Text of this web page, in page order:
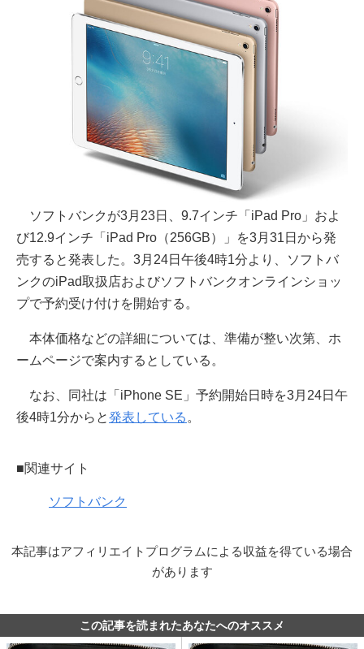
ソフトバンクが3月23日、9.7インチ「iPad Pro」およ
び12.9インチ「iPad Pro（256GB）」を3月31日から発
売すると発表した。3月24日午後4時1分より、ソフトバ
ンクのiPad取扱店およびソフトバンクオンラインショッ
プで予約受け付けを開始する。
本体価格などの詳細については、準備が整い次第、ホ
ームページで案内するとしている。
なお、同社は「iPhone SE」予約開始日時を3月24日午
後4時1分からと発表している 。
■関連サイト
ソフトバンク
本記事はアフィリエイトプログラムによる収益を得ている場合
があります
この記事を読まれたあなたへのオススメ